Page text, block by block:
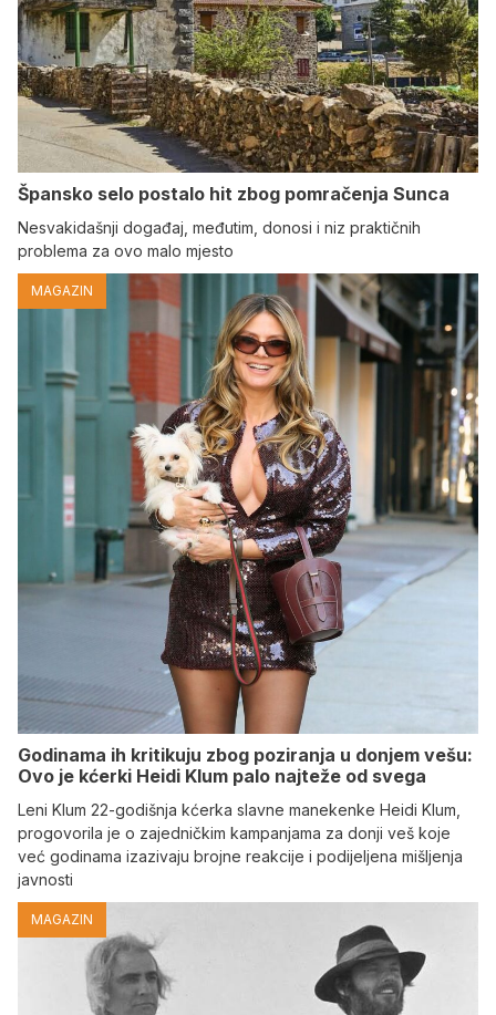
Špansko selo postalo hit zbog pomračenja Sunca
Nesvakidašnji događaj, međutim, donosi i niz praktičnih
problema za ovo malo mjesto
MAGAZIN
Godinama ih kritikuju zbog poziranja u donjem vešu:
Ovo je kćerki Heidi Klum palo najteže od svega
Leni Klum 22-godišnja kćerka slavne manekenke Heidi Klum,
progovorila je o zajedničkim kampanjama za donji veš koje
već godinama izazivaju brojne reakcije i podijeljena mišljenja
javnosti
MAGAZIN